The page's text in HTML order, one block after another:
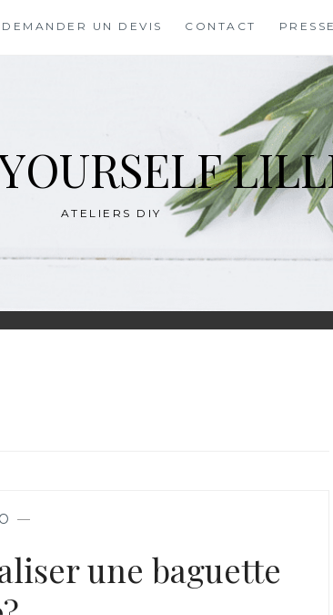
DEMANDER UN DEVIS CONTACT PRESSE
ATELIERS DIY
—
une baguette